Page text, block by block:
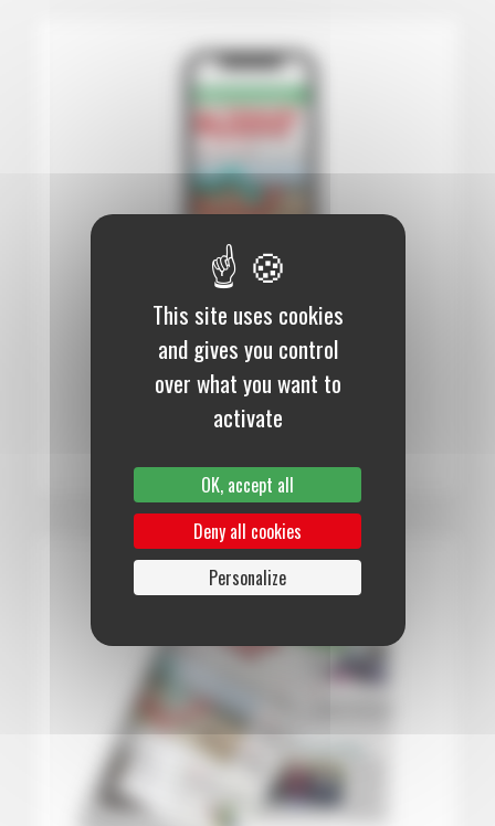
12 mois :99,00 €
Numérique
S’abonner au journal
This site uses cookies
and gives you control
over what you want to
activate
OK, accept all
Deny all cookies
Personalize